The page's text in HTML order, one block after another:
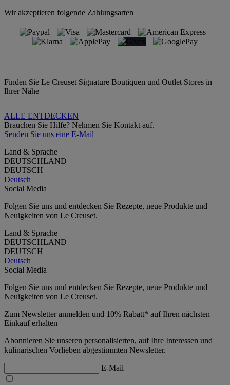
Wir akzeptieren folgende Zahlungsarten
Finden Sie Le Creuset Signature Boutiquen und Outlet Stores in
Ihrer Nähe
ALLE ENTDECKEN
Brauchen Sie Hilfe? Nehmen Sie Kontakt auf.
Senden Sie uns eine E-Mail
Land & Sprache
DEUTSCHLAND
DEUTSCH
Deutsch
Social Media
Folgen Sie uns und entdecken Sie Rezepte, neue Produkte und
Neuigkeiten von Le Creuset.
Land & Sprache
DEUTSCHLAND
DEUTSCH
Deutsch
Social Media
Folgen Sie uns und entdecken Sie Rezepte, neue Produkte und
Neuigkeiten von Le Creuset.
Zum Newsletter anmelden und 10% Rabatt* auf Ihren nächsten
Einkauf erhalten
Abonnieren Sie unseren personalisierten, auf Ihre Interessen und
kulinarischen Vorlieben abgestimmten Newsletter.
E-Mail